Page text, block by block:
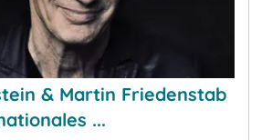
& Martin Friedenstab
...